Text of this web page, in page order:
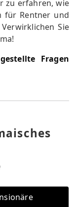
zu erfahren, wie
für Rentner und
Sie
Fragen